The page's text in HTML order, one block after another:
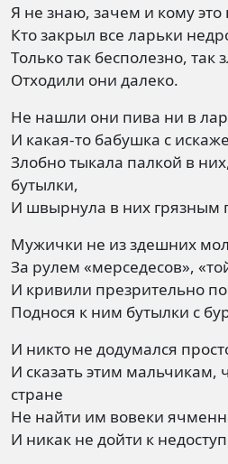
Я не знаю, зачем и кому это
Кто закрыл все ларьки
Только так бесполезно, так
Отходили они далеко.
Не нашли они пива ни в
И какая-то бабушка с
Злобно тыкала палкой в
бутылки,
И швырнула в них
Мужички не из здешних
За рулем «мерседесов»,
И кривили презрительно
Поднося к ним бутылки с
И никто не додумался
И сказать этим мальчикам,
стране
Не найти им вовеки
И никак не дойти к